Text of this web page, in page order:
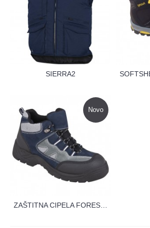
SIERRA2
Novo